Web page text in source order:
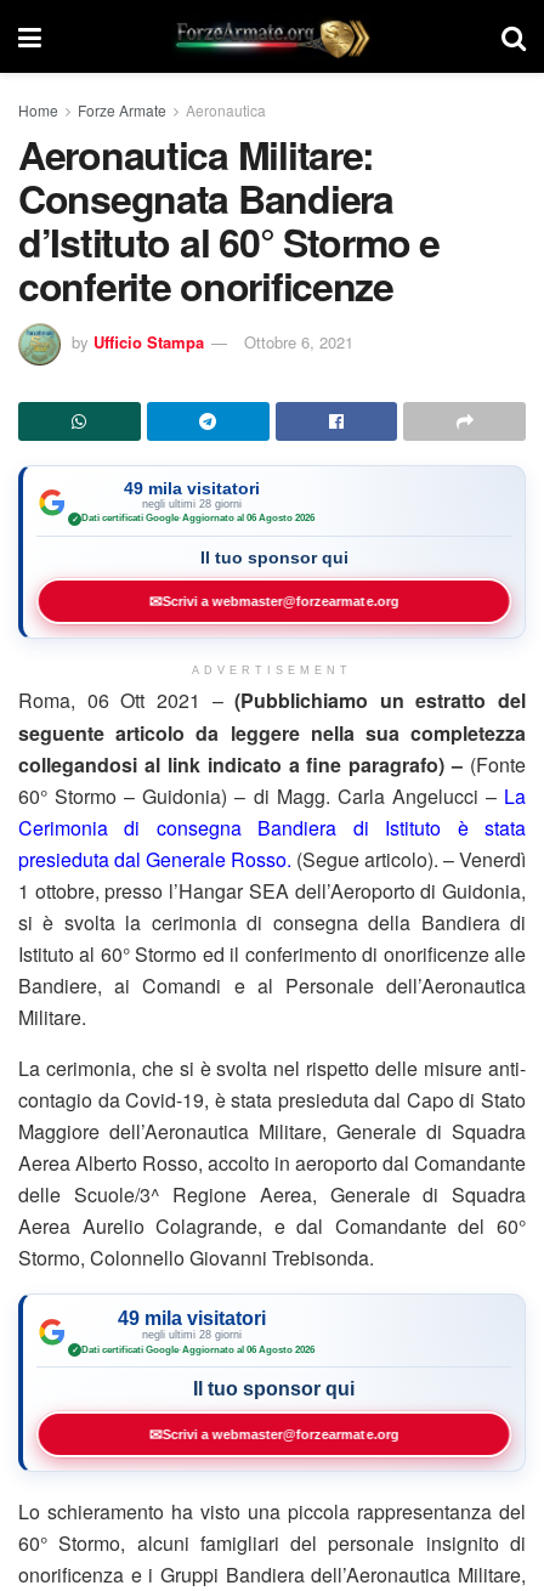
Home Forze Armate Aeronautica
Aeronautica Militare:
Consegnata Bandiera
d’Istituto al 60° Stormo e
conferite onorificenze
by Ufficio Stampa Ottobre 6, 2021
49 mila visitatori
negli ultimi 28 giorni
✓ Dati certificati Google·Aggiornato al 06 Agosto 2026
Il tuo sponsor qui
✉Scrivi a webmaster@forzearmate.org
ADVERTISEMENT
Roma, 06 Ott 2021 –(Pubblichiamo un estratto del
seguente articolo da leggere nella sua completezza
collegandosi al link indicato a fine paragrafo) – (Fonte
60° Stormo – Guidonia) – di Magg. Carla Angelucci – La
Cerimonia di consegna Bandiera di Istituto è stata
presieduta dal Generale Rosso. (Segue articolo). – Venerdì
1 ottobre, presso l’Hangar SEA dell’Aeroporto di Guidonia,
si è svolta la cerimonia di consegna della Bandiera di
Istituto al 60° Stormo ed il conferimento di onorificenze alle
Bandiere, ai Comandi e al Personale dell’Aeronautica
Militare.
La cerimonia, che si è svolta nel rispetto delle misure anti-
contagio da Covid-19, è stata presieduta dal Capo di Stato
Maggiore dell’Aeronautica Militare, Generale di Squadra
Aerea Alberto Rosso, accolto in aeroporto dal Comandante
delle Scuole/3^ Regione Aerea, Generale di Squadra
Aerea Aurelio Colagrande, e dal Comandante del 60°
Stormo, Colonnello Giovanni Trebisonda.
49 mila visitatori
negli ultimi 28 giorni
✓ Dati certificati Google·Aggiornato al 06 Agosto 2026
Il tuo sponsor qui
✉Scrivi a webmaster@forzearmate.org
Lo schieramento ha visto una piccola rappresentanza del
60° Stormo, alcuni famigliari del personale insignito di
onorificenza e i Gruppi Bandiera dell’Aeronautica Militare,